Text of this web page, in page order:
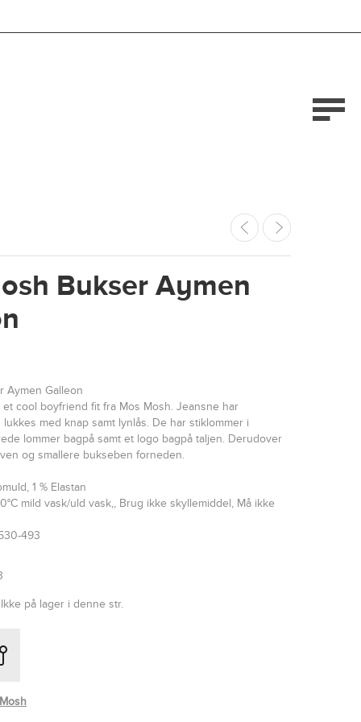
Bukser Aymen
Aymen Galleon
cool boyfriend fit fra Mos Mosh. Jeansne har
med knap samt lynlås. De har stiklommer i
lommer bagpå samt et logo bagpå taljen. Derudover
og smallere bukseben forneden.
1 % Elastan
mild vask/uld vask,, Brug ikke skyllemiddel, Må ikke
493
Ikke på lager i denne str.